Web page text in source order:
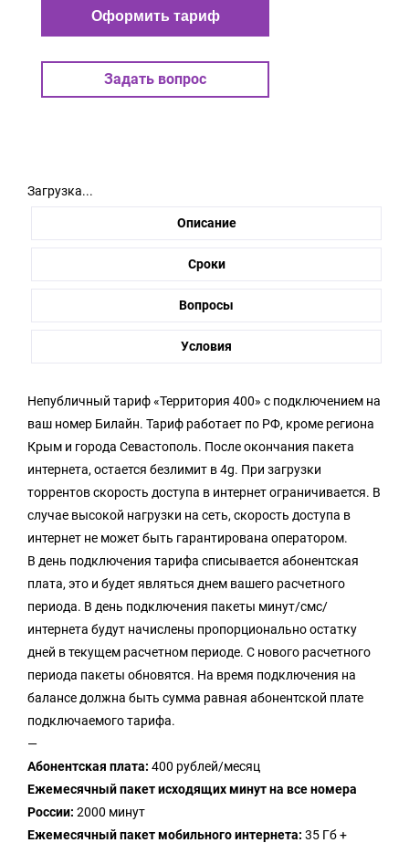
Оформить тариф
Задать вопрос
Загрузка...
Описание
Сроки
Вопросы
Условия
Непубличный тариф «Территория 400» с подключением на
ваш номер Билайн. Тариф работает по РФ, кроме региона
Крым и города Севастополь. После окончания пакета
интернета, остается безлимит в 4g. При загрузки
торрентов скорость доступа в интернет ограничивается. В
случае высокой нагрузки на сеть, скорость доступа в
интернет не может быть гарантирована оператором.
В день подключения тарифа списывается абонентская
плата, это и будет являться днем вашего расчетного
периода. В день подключения пакеты минут/смс/
интернета будут начислены пропорционально остатку
дней в текущем расчетном периоде. С нового расчетного
периода пакеты обновятся. На время подключения на
балансе должна быть сумма равная абонентской плате
подключаемого тарифа.
—
Абонентская плата: 400 рублей/месяц
Ежемесячный пакет исходящих минут на все номера
России: 2000 минут
Ежемесячный пакет мобильного интернета: 35 Гб +